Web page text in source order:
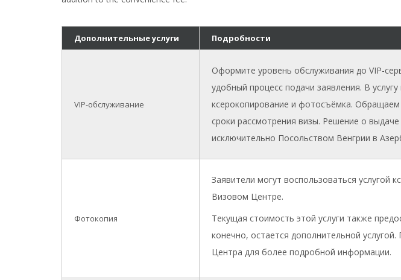
Дополнительные услуги Подробности
VIP-обслуживание
Оформите уровень обслуживания до VIP-
удобный процесс подачи заявления. В
ксерокопирование и фотосъёмка.
сроки рассмотрения визы. Решение о
исключительно Посольством Венгрии в
Фотокопия
Заявители могут воспользоваться услугой
Визовом Центре.
Текущая стоимость этой услуги также
конечно, остается дополнительной
Центра для более подробной информации.